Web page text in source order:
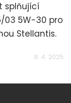
splňující
03 5W-30 pro
Stellantis.
8. 4. 2025